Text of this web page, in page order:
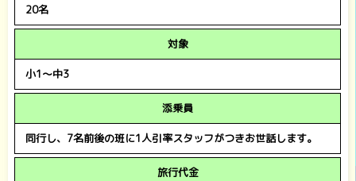
20名
対象
小1～中3
添乗員
同行し、7名前後の班に1人引率スタッフがつきお世話します。
旅行代金